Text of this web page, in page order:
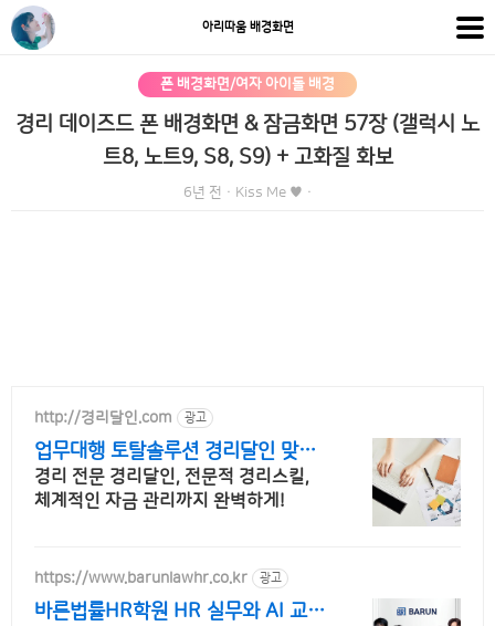
아리따움 배경화면
폰 배경화면/여자 아이돌 배경
경리 데이즈드 폰 배경화면 & 잠금화면 57장 (갤럭시 노
트8, 노트9, S8, S9) + 고화질 화보
6년 전 · Kiss Me ♥ ·
http://경리달인.com 광고
업무대행 토탈솔루션 경리달인 맞춤
형 경리 아웃소싱
경리 전문 경리달인, 전문적 경리스킬,
체계적인 자금 관리까지 완벽하게!
https://www.barunlawhr.co.kr 광고
바른법률HR학원 HR 실무와 AI 교육